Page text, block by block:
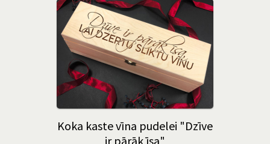
Koka kaste vīna pudelei "Dzīve
ir pārāk īsa"